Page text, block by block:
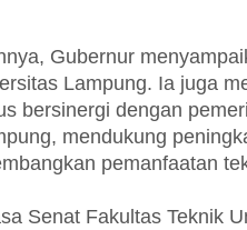
Gubernur
Lampung. Ia juga
bersinergi dengan
mendukung
pemanfaatan
Senat Fakultas Teknik